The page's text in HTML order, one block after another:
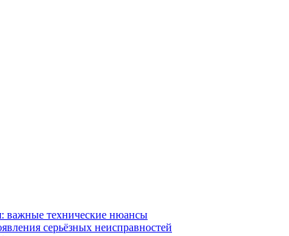
важные технические нюансы
серьёзных неисправностей